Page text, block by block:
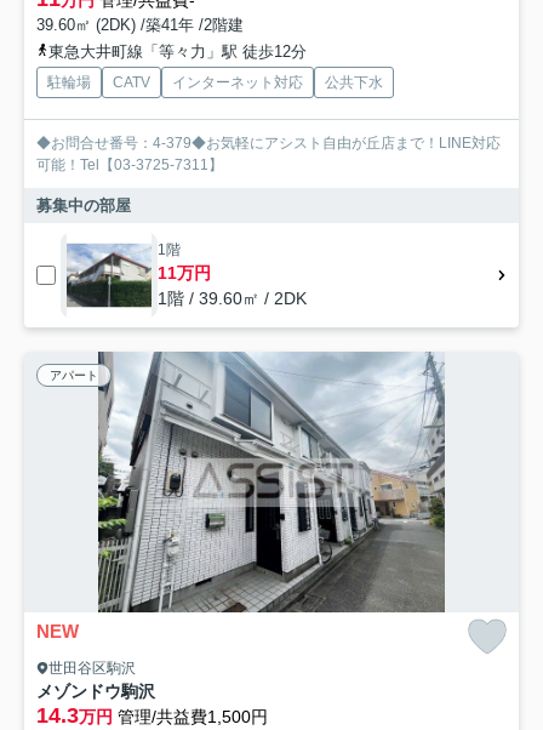
39.60㎡ (2DK) /築41年 /2階建
東急大井町線「等々力」駅 徒歩12分
駐輪場 CATV インターネット対応 公共下水
◆お問合せ番号：4-379◆お気軽にアシスト自由が丘店まで！LINE対応
可能！Tel【03-3725-7311】
募集中の部屋
1階
11万円
1階 / 39.60㎡ / 2DK
アパート
NEW
世田谷区駒沢
メゾンドウ駒沢
14.3万円 管理/共益費1,500円